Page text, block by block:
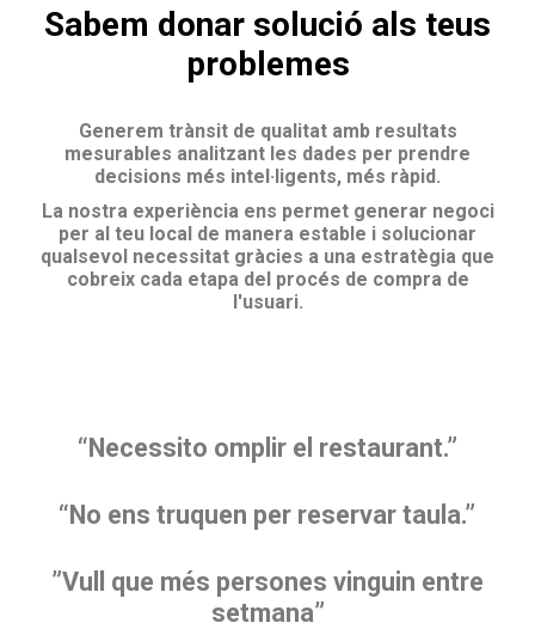
Sabem donar solució als teus
problemes
Generem trànsit de qualitat amb resultats
mesurables analitzant les dades per prendre
decisions més intel·ligents, més ràpid.
La nostra experiència ens permet generar negoci
per al teu local de manera estable i solucionar
qualsevol necessitat gràcies a una estratègia que
cobreix cada etapa del procés de compra de
l'usuari.
“Necessito omplir el restaurant.”
“No ens truquen per reservar taula.”
”Vull que més persones vinguin entre
setmana”